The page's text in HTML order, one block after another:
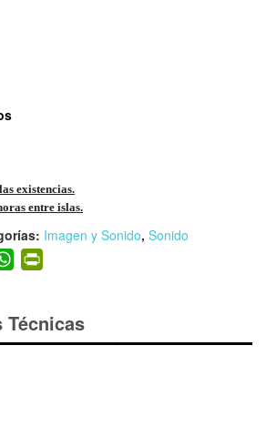
existencias.
entre islas.
Imagen y Sonido, Sonido
W
h
s
A
ri
e
Técnicas